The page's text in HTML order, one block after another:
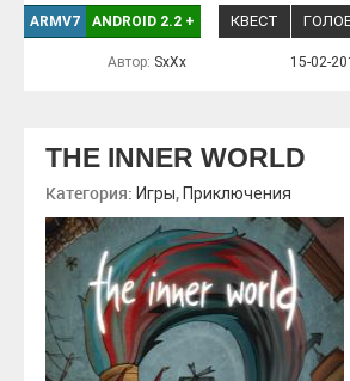
ARMV7 ANDROID 2.2 + КВЕСТ
Автор: SxXx 15-02-
THE INNER WORLD
Категория: Игры, Приключения